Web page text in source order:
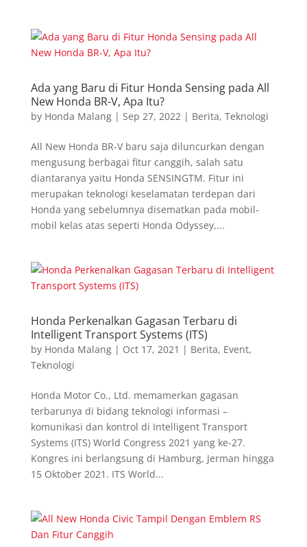
Ada yang Baru di Fitur Honda Sensing pada All
New Honda BR-V, Apa Itu?
by Honda Malang| Sep 27, 2022| Berita, Teknologi
All New Honda BR-V baru saja diluncurkan dengan
mengusung berbagai fitur canggih, salah satu
diantaranya yaitu Honda SENSINGTM. Fitur ini
merupakan teknologi keselamatan terdepan dari
Honda yang sebelumnya disematkan pada mobil-
mobil kelas atas seperti Honda Odyssey,...
Honda Perkenalkan Gagasan Terbaru di
Intelligent Transport Systems (ITS)
by Honda Malang| Oct 17, 2021 | Berita, Event,
Teknologi
Honda Motor Co., Ltd. memamerkan gagasan
terbarunya di bidang teknologi informasi –
komunikasi dan kontrol di Intelligent Transport
Systems (ITS) World Congress 2021 yang ke-27.
Kongres ini berlangsung di Hamburg, Jerman hingga
15 Oktober 2021. ITS World...